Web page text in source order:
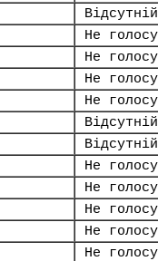
Відсутній
Не
Не
Не
Не
Відсутній
Відсутній
Не
Не
Не
Не
Не